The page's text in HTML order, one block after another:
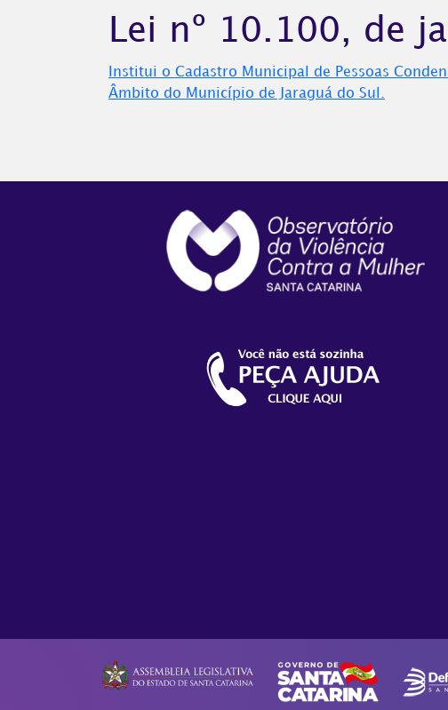
Lei nº 10.100, de
Institui o Cadastro Municipal de Pessoas
Âmbito do Município de Jaraguá do Sul.